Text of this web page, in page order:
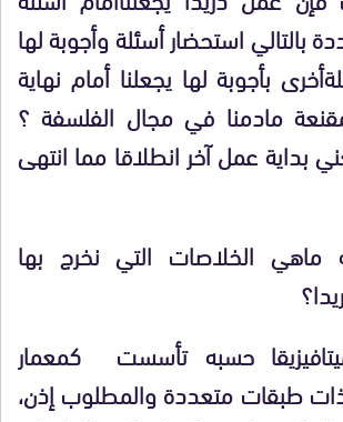
بالتالي استحضار أسئلة وأجوبة لها
أخرى بأجوبة لها يجعلنا أمام نهاية
مادمنا في مجال الفلسفة ؟
بداية عمل آخر انطلاقا مما انتهى
الخلاصات التي نخرج بها
حسبه تأسست كمعمار
ذات طبقات متعددة والمطلوب إذن،